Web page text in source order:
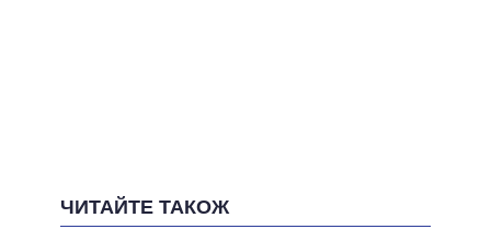
ЧИТАЙТЕ ТАКОЖ